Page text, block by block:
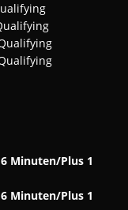
Minuten/Plus 1
Minuten/Plus 1